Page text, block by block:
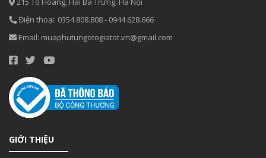
Điện thoại: 0354.808.808- 0944.628.666
Email: muaphutungotogiatot.vn@gmail.com
GIỚI THIỆU